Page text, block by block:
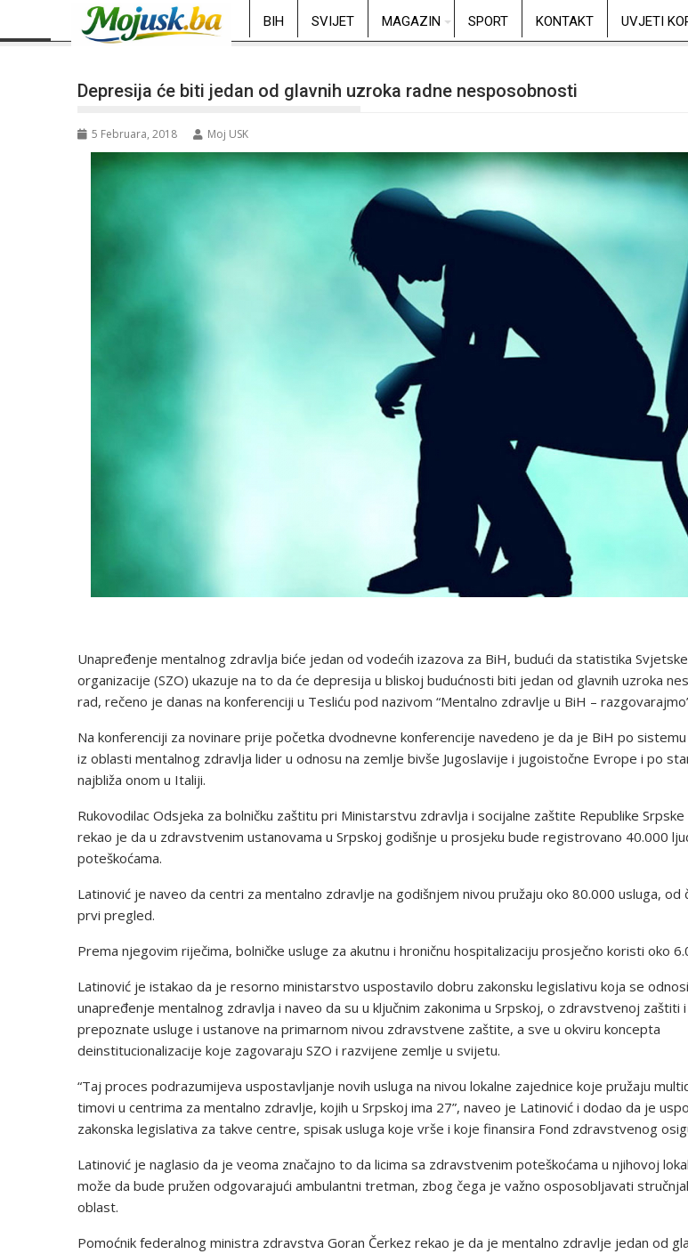
BIH SVIJET MAGAZIN SPORT KONTAKT UVJETI
Depresija će biti jedan od glavnih uzroka radne nesposobnosti
5 Februara, 2018 Moj USK
Unapređenje mentalnog zdravlja biće jedan od vodećih izazova za BiH, budući da statistika
organizacije (SZO) ukazuje na to da će depresija u bliskoj budućnosti biti jedan od glavnih uzroka
rad, rečeno je danas na konferenciji u Tesliću pod nazivom “Mentalno zdravlje u BiH –
Na konferenciji za novinare prije početka dvodnevne konferencije navedeno je da je BiH po sistemu
iz oblasti mentalnog zdravlja lider u odnosu na zemlje bivše Jugoslavije i jugoistočne Evrope i po
najbliža onom u Italiji.
Rukovodilac Odsjeka za bolničku zaštitu pri Ministarstvu zdravlja i socijalne zaštite Republike Srpske
rekao je da u zdravstvenim ustanovama u Srpskoj godišnje u prosjeku bude registrovano 40.000
poteškoćama.
Latinović je naveo da centri za mentalno zdravlje na godišnjem nivou pružaju oko 80.000 usluga, od
prvi pregled.
Prema njegovim riječima, bolničke usluge za akutnu i hroničnu hospitalizaciju prosječno koristi oko
Latinović je istakao da je resorno ministarstvo uspostavilo dobru zakonsku legislativu koja se
unapređenje mentalnog zdravlja i naveo da su u ključnim zakonima u Srpskoj, o zdravstvenoj zaštiti
prepoznate usluge i ustanove na primarnom nivou zdravstvene zaštite, a sve u okviru koncepta
deinstitucionalizacije koje zagovaraju SZO i razvijene zemlje u svijetu.
“Taj proces podrazumijeva uspostavljanje novih usluga na nivou lokalne zajednice koje pružaju
timovi u centrima za mentalno zdravlje, kojih u Srpskoj ima 27”, naveo je Latinović i dodao da je
zakonska legislativa za takve centre, spisak usluga koje vrše i koje finansira Fond zdravstvenog
Latinović je naglasio da je veoma značajno to da licima sa zdravstvenim poteškoćama u njihovoj
može da bude pružen odgovarajući ambulantni tretman, zbog čega je važno osposobljavati
oblast.
Pomoćnik federalnog ministra zdravstva Goran Čerkez rekao je da je mentalno zdravlje jedan od